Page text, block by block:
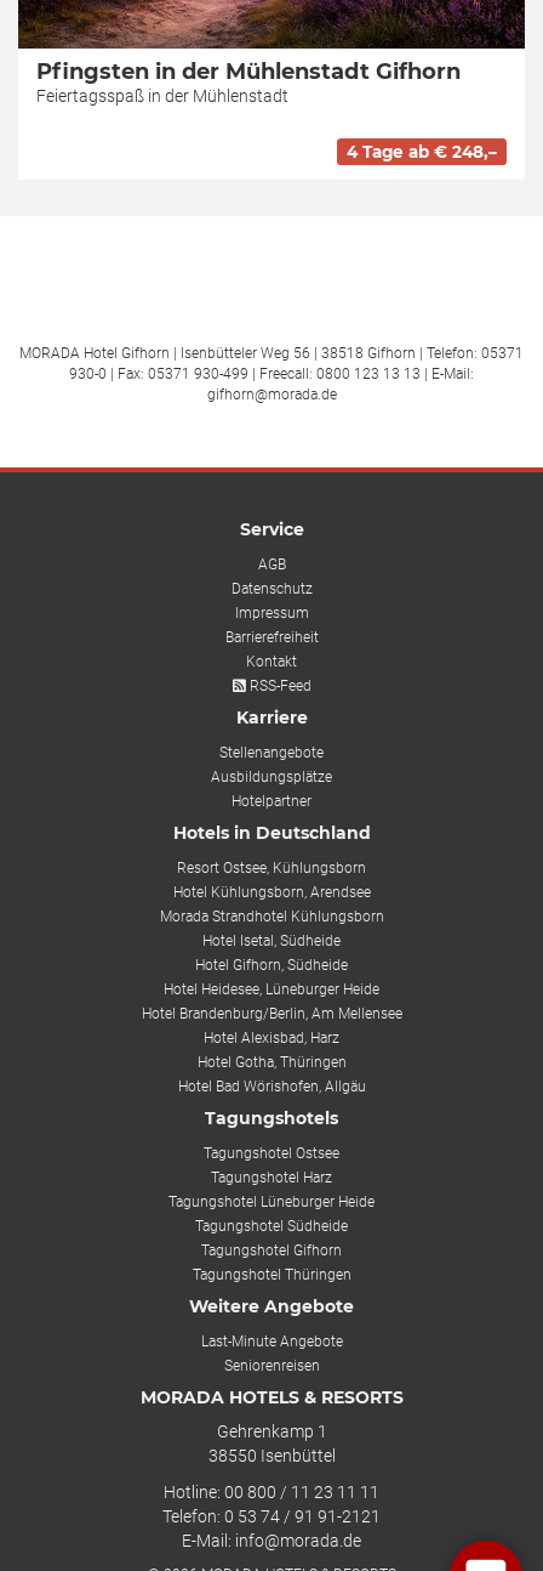
Pfingsten in der Mühlenstadt Gifhorn
Feiertagsspaß in der Mühlenstadt
4 Tage ab € 248,–
MORADA Hotel Gifhorn | Isenbütteler Weg 56 | 38518 Gifhorn | Telefon: 05371
930-0 | Fax: 05371 930-499 | Freecall: 0800 123 13 13 | E-Mail:
gifhorn@morada.de
Service
AGB
Datenschutz
Impressum
Barrierefreiheit
Kontakt
RSS-Feed
Karriere
Stellenangebote
Ausbildungsplätze
Hotelpartner
Hotels in Deutschland
Resort Ostsee, Kühlungsborn
Hotel Kühlungsborn, Arendsee
Morada Strandhotel Kühlungsborn
Hotel Isetal, Südheide
Hotel Gifhorn, Südheide
Hotel Heidesee, Lüneburger Heide
Hotel Brandenburg/Berlin, Am Mellensee
Hotel Alexisbad, Harz
Hotel Gotha, Thüringen
Hotel Bad Wörishofen, Allgäu
Tagungshotels
Tagungshotel Ostsee
Tagungshotel Harz
Tagungshotel Lüneburger Heide
Tagungshotel Südheide
Tagungshotel Gifhorn
Tagungshotel Thüringen
Weitere Angebote
Last-Minute Angebote
Seniorenreisen
MORADA HOTELS & RESORTS
Gehrenkamp 1
38550 Isenbüttel
Hotline: 00 800 / 11 23 11 11
Telefon: 0 53 74 / 91 91-2121
E-Mail: info@morada.de